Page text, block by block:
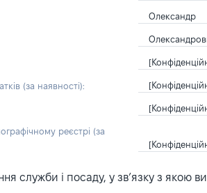
Олександр
(за наявності):
реєстрі (за
служби і посаду, у зв’язку з якою